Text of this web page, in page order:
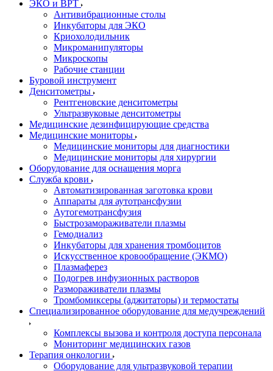
ЭКО и ВРТ
Антивибрационные столы
Инкубаторы для ЭКО
Криохолодильник
Микроманипуляторы
Микроскопы
Рабочие станции
Буровой инструмент
Денситометры
Рентгеновские денситометры
Ультразвуковые денситометры
Медицинские дезинфицирующие средства
Медицинские мониторы
Медицинские мониторы для диагностики
Медицинские мониторы для хирургии
Оборудование для оснащения морга
Служба крови
Автоматизированная заготовка крови
Аппараты для аутотрансфузии
Аутогемотрансфузия
Быстрозамораживатели плазмы
Гемодиализ
Инкубаторы для хранения тромбоцитов
Искусственное кровообращение (ЭКМО)
Плазмаферез
Подогрев инфузионных растворов
Размораживатели плазмы
Тромбомиксеры (аджитаторы) и термостаты
Специализированное оборудование для медучреждений
Комплексы вызова и контроля доступа персонала
Мониторинг медицинских газов
Терапия онкологии
Оборудование для ультразвуковой терапии